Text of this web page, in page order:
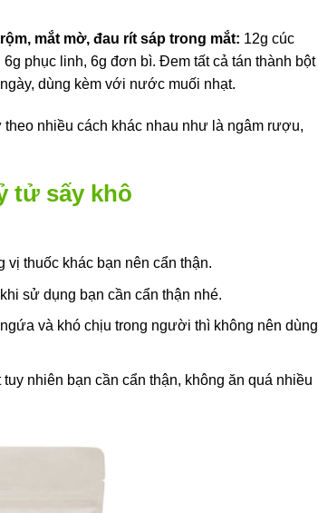
mắt mờ, đau rít sáp trong mắt: 12g cúc
phục linh, 6g đơn bì. Đem tất cả tán thành bột
dùng kèm với nước muối nhạt.
nhiều cách khác nhau như là ngâm rượu,
tử sấy khô
thuốc khác bạn nên cẩn thận.
sử dụng bạn cần cẩn thận nhé.
và khó chịu trong người thì không nên dùng
nhiên bạn cần cẩn thận, không ăn quá nhiều